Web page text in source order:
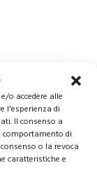
o accedere alle
l'esperienza di
Il consenso a
comportamento di
o la revoca
caratteristiche e